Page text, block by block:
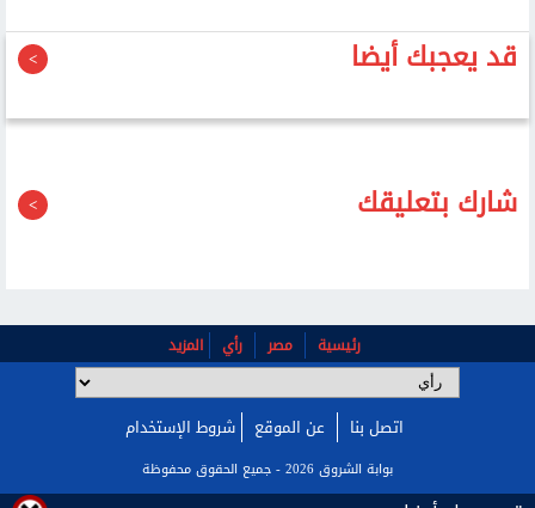
قد يعجبك أيضا
شارك بتعليقك
رئيسية مصر رأي المزيد
اتصل بنا عن الموقع شروط الإستخدام
بوابة الشروق 2026 - جميع الحقوق محفوظة